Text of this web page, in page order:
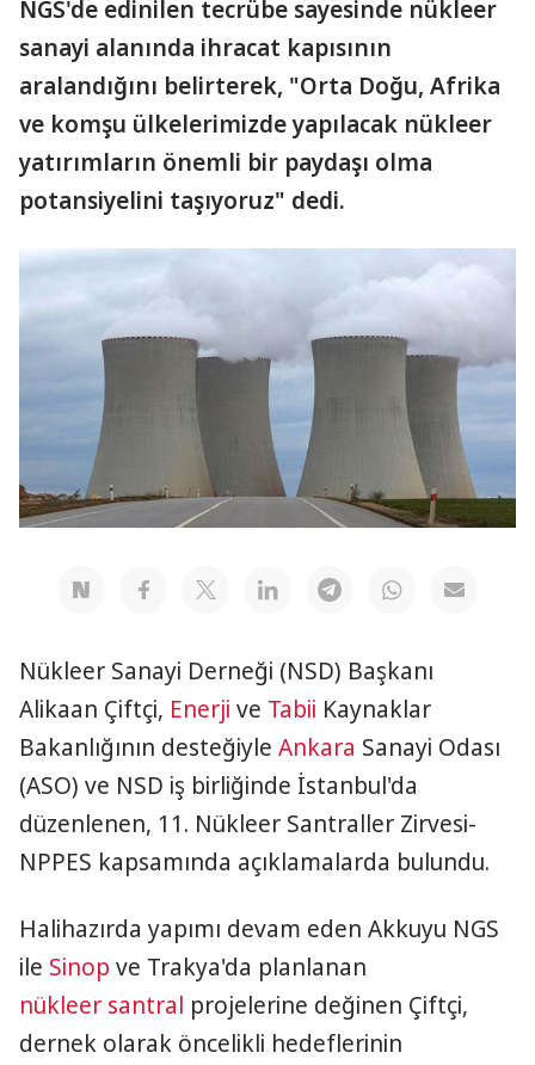
NGS'de edinilen tecrübe sayesinde nükleer
sanayi alanında ihracat kapısının
aralandığını belirterek, "Orta Doğu, Afrika
ve komşu ülkelerimizde yapılacak nükleer
yatırımların önemli bir paydaşı olma
potansiyelini taşıyoruz" dedi.
Nükleer Sanayi Derneği (NSD) Başkanı
Alikaan Çiftçi, Enerji ve Tabii Kaynaklar
Bakanlığının desteğiyle Ankara Sanayi Odası
(ASO) ve NSD iş birliğinde İstanbul'da
düzenlenen, 11. Nükleer Santraller Zirvesi-
NPPES kapsamında açıklamalarda bulundu.
Halihazırda yapımı devam eden Akkuyu NGS
ile Sinop ve Trakya'da planlanan
nükleer santral projelerine değinen Çiftçi,
dernek olarak öncelikli hedeflerinin